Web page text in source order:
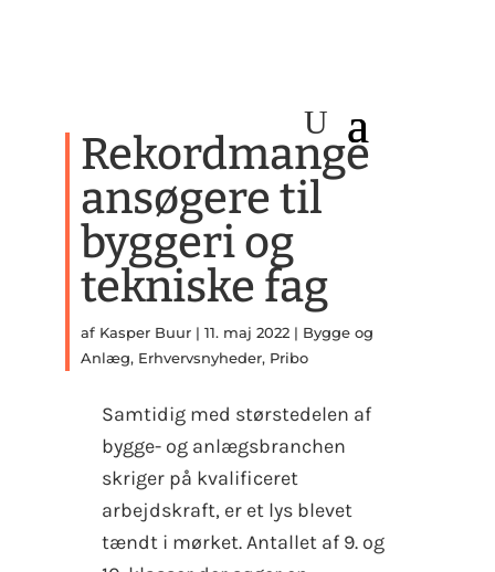
Rekordmange
ansøgere til
byggeri og
tekniske fag
af Kasper Buur |11. maj 2022 | Bygge og
Anlæg, Erhvervsnyheder, Pribo
Samtidig med størstedelen af
bygge- og anlægsbranchen
skriger på kvalificeret
arbejdskraft, er et lys blevet
tændt i mørket. Antallet af 9. og